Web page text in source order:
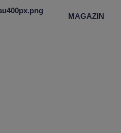
MAGAZIN